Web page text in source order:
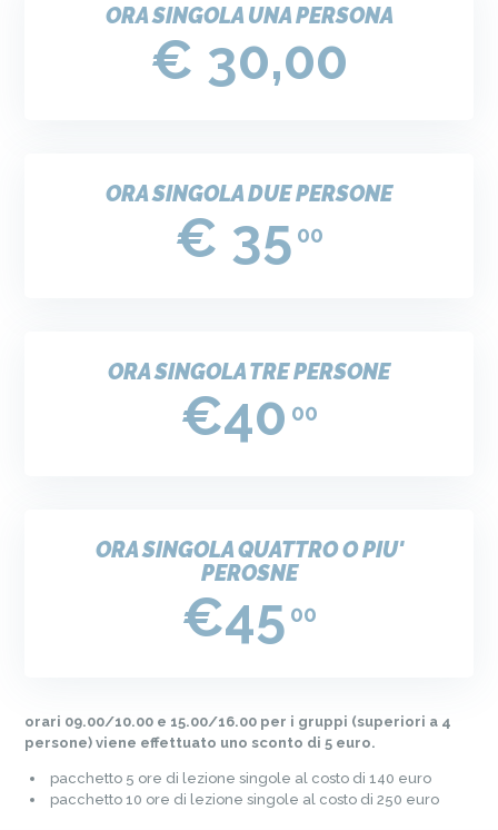
ORA SINGOLA UNA PERSONA
€ 30,00
ORA SINGOLA DUE PERSONE
€ 35 00
ORA SINGOLA TRE PERSONE
€40 00
ORA SINGOLA QUATTRO O PIU'
PEROSNE
€45 00
orari 09.00/10.00 e 15.00/16.00 per i gruppi (superiori a 4
persone) viene effettuato uno sconto di 5 euro.
pacchetto 5 ore di lezione singole al costo di 140 euro
pacchetto 10 ore di lezione singole al costo di 250 euro